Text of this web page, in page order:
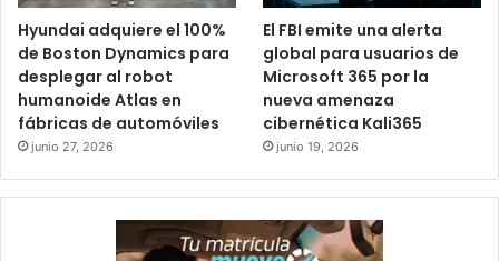
Hyundai adquiere el 100%
de Boston Dynamics para
desplegar al robot
humanoide Atlas en
fábricas de automóviles
junio 27, 2026
El FBI emite una alerta
global para usuarios de
Microsoft 365 por la
nueva amenaza
cibernética Kali365
junio 19, 2026